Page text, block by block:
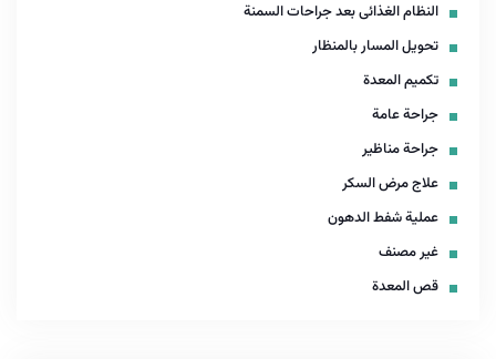
النظام الغذائى بعد جراحات السمنة
تحويل المسار بالمنظار
تكميم المعدة
جراحة عامة
جراحة مناظير
علاج مرض السكر
عملية شفط الدهون
غير مصنف
قص المعدة